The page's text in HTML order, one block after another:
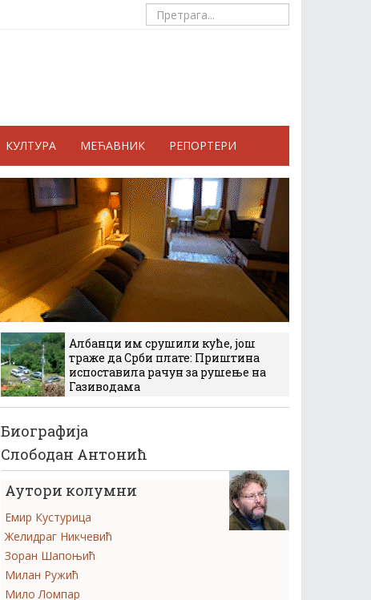
КУЛТУРА МЕЋАВНИК РЕПОРТЕРИ
Албанци им срушили куће, још
траже да Срби плате: Приштина
испоставила рачун за рушење на
Газиводама
Биографија
Слободан Антонић
Аутори колумни
Емир Кустурица
Желидраг Никчевић
Зоран Шапоњић
Милан Ружић
Мило Ломпар